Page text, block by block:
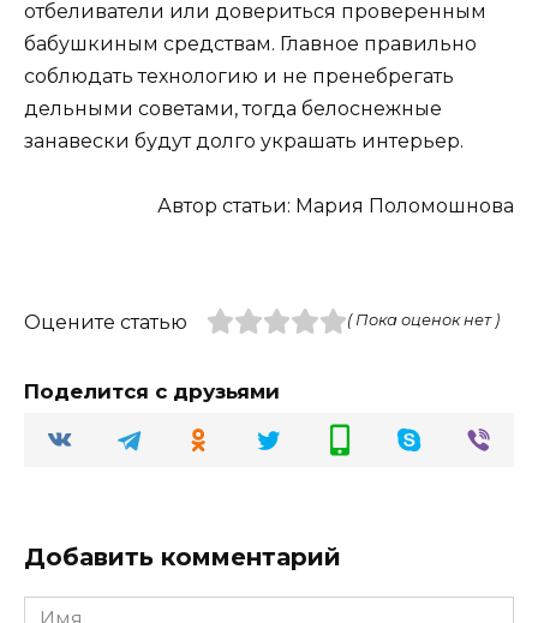
отбеливатели или довериться проверенным
бабушкиным средствам. Главное правильно
соблюдать технологию и не пренебрегать
дельными советами, тогда белоснежные
занавески будут долго украшать интерьер.
Автор статьи: Мария Поломошнова
Оцените статью ( Пока оценок нет )
Поделится с друзьями
Добавить комментарий
Имя